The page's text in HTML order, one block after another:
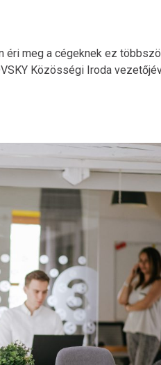
éri meg a cégeknek ez
Közösségi Iroda